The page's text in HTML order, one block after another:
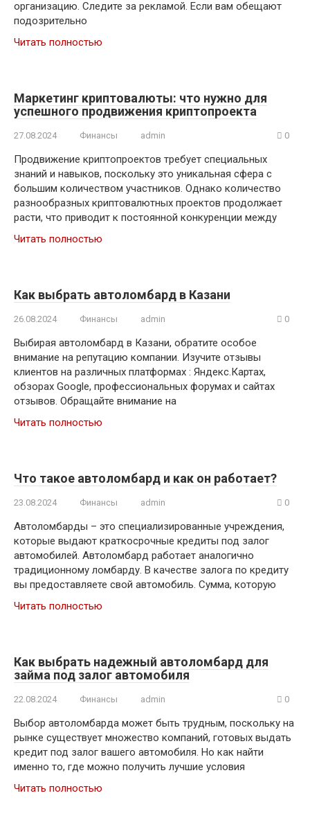
организацию. Следите за рекламой. Если вам обещают
подозрительно
Читать полностью
Маркетинг криптовалюты: что нужно для
успешного продвижения криптопроекта
27.08.2024 Финансы admin 0
Продвижение криптопроектов требует специальных
знаний и навыков, поскольку это уникальная сфера с
большим количеством участников. Однако количество
разнообразных криптовалютных проектов продолжает
расти, что приводит к постоянной конкуренции между
Читать полностью
Как выбрать автоломбард в Казани
26.08.2024 Финансы admin 0
Выбирая автоломбард в Казани, обратите особое
внимание на репутацию компании. Изучите отзывы
клиентов на различных платформах : Яндекс.Картах,
обзорах Google, профессиональных форумах и сайтах
отзывов. Обращайте внимание на
Читать полностью
Что такое автоломбард и как он работает?​
23.08.2024 Финансы admin 0
Автоломбарды – это специализированные учреждения,
которые выдают краткосрочные кредиты под залог
автомобилей.​ Автоломбард работает аналогично
традиционному ломбарду. В качестве залога по кредиту
вы предоставляете свой автомобиль. ​Сумма, которую
Читать полностью
Как выбрать надежный автоломбард для
займа под залог автомобиля
22.08.2024 Финансы admin 0
Выбор автоломбарда может быть трудным, поскольку на
рынке существует множество компаний, готовых выдать
кредит под залог вашего автомобиля. Но как найти
именно то, где можно получить лучшие условия
Читать полностью